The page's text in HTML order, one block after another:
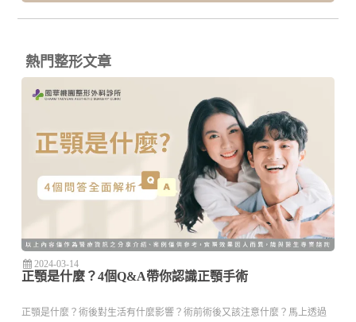
熱門整形文章
2024-03-14
正顎是什麼？4個Q&A帶你認識正顎手術
正顎是什麼？術後對生活有什麼影響？術前術後又該注意什麼？馬上透過